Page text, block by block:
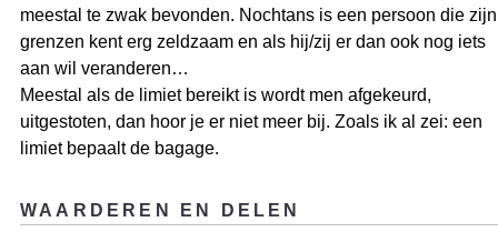
meestal te zwak bevonden. Nochtans is een persoon die zijn
grenzen kent erg zeldzaam en als hij/zij er dan ook nog iets
aan wil veranderen…
Meestal als de limiet bereikt is wordt men afgekeurd,
uitgestoten, dan hoor je er niet meer bij. Zoals ik al zei: een
limiet bepaalt de bagage.
WAARDEREN EN DELEN